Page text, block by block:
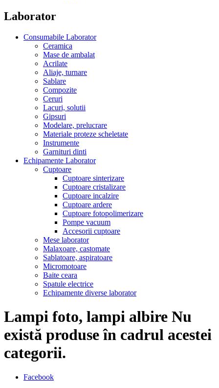
Laborator
Consumabile Laborator
Ceramica
Mase de ambalat
Acrilate
Aliaje, turnare
Sablare
Compozite
Ceruri
Lacuri, solutii
Gipsuri
Modelare, prelucrare
Materiale proteze scheletate
Instrumente
Garnituri dinti
Echipamente Laborator
Cuptoare
Cuptoare sinterizare
Cuptoare cristalizare
Cuptoare incalzire
Cuptoare ardere
Cuptoare fotopolimerizare
Pompe vacuum
Accesorii cuptoare
Mese laborator
Malaxoare, castomate
Sablatoare, aspiratoare
Micromotoare
Baite ceara
Spatule electrice
Echipamente diverse laborator
Lampi foto, lampi albire Nu
există produse în cadrul acestei
categorii.
Facebook